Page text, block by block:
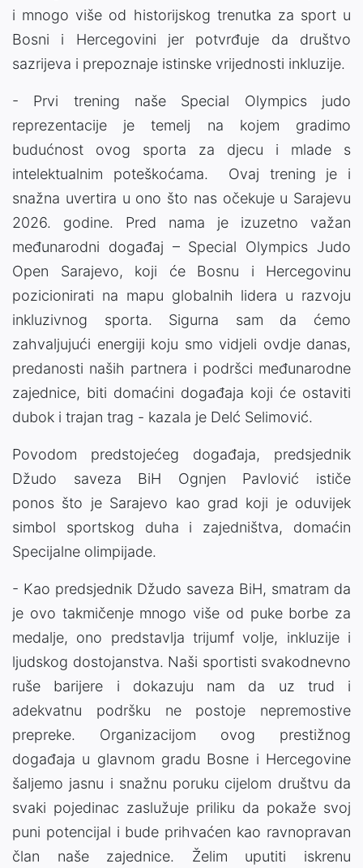
i mnogo više od historijskog trenutka za sport u
Bosni i Hercegovini jer potvrđuje da društvo
sazrijeva i prepoznaje istinske vrijednosti inkluzije.
- Prvi trening naše Special Olympics judo
reprezentacije je temelj na kojem gradimo
budućnost ovog sporta za djecu i mlade s
intelektualnim poteškoćama. Ovaj trening je i
snažna uvertira u ono što nas očekuje u Sarajevu
2026. godine. Pred nama je izuzetno važan
međunarodni događaj – Special Olympics Judo
Open Sarajevo, koji će Bosnu i Hercegovinu
pozicionirati na mapu globalnih lidera u razvoju
inkluzivnog sporta. Sigurna sam da ćemo
zahvaljujući energiji koju smo vidjeli ovdje danas,
predanosti naših partnera i podršci međunarodne
zajednice, biti domaćini događaja koji će ostaviti
dubok i trajan trag - kazala je Delć Selimović.
Povodom predstojećeg događaja, predsjednik
Džudo saveza BiH Ognjen Pavlović ističe
ponos što je Sarajevo kao grad koji je oduvijek
simbol sportskog duha i zajedništva, domaćin
Specijalne olimpijade.
- Kao predsjednik Džudo saveza BiH, smatram da
je ovo takmičenje mnogo više od puke borbe za
medalje, ono predstavlja trijumf volje, inkluzije i
ljudskog dostojanstva. Naši sportisti svakodnevno
ruše barijere i dokazuju nam da uz trud i
adekvatnu podršku ne postoje nepremostive
prepreke. Organizacijom ovog prestižnog
događaja u glavnom gradu Bosne i Hercegovine
šaljemo jasnu i snažnu poruku cijelom društvu da
svaki pojedinac zaslužuje priliku da pokaže svoj
puni potencijal i bude prihvaćen kao ravnopravan
član naše zajednice. Želim uputiti iskrenu